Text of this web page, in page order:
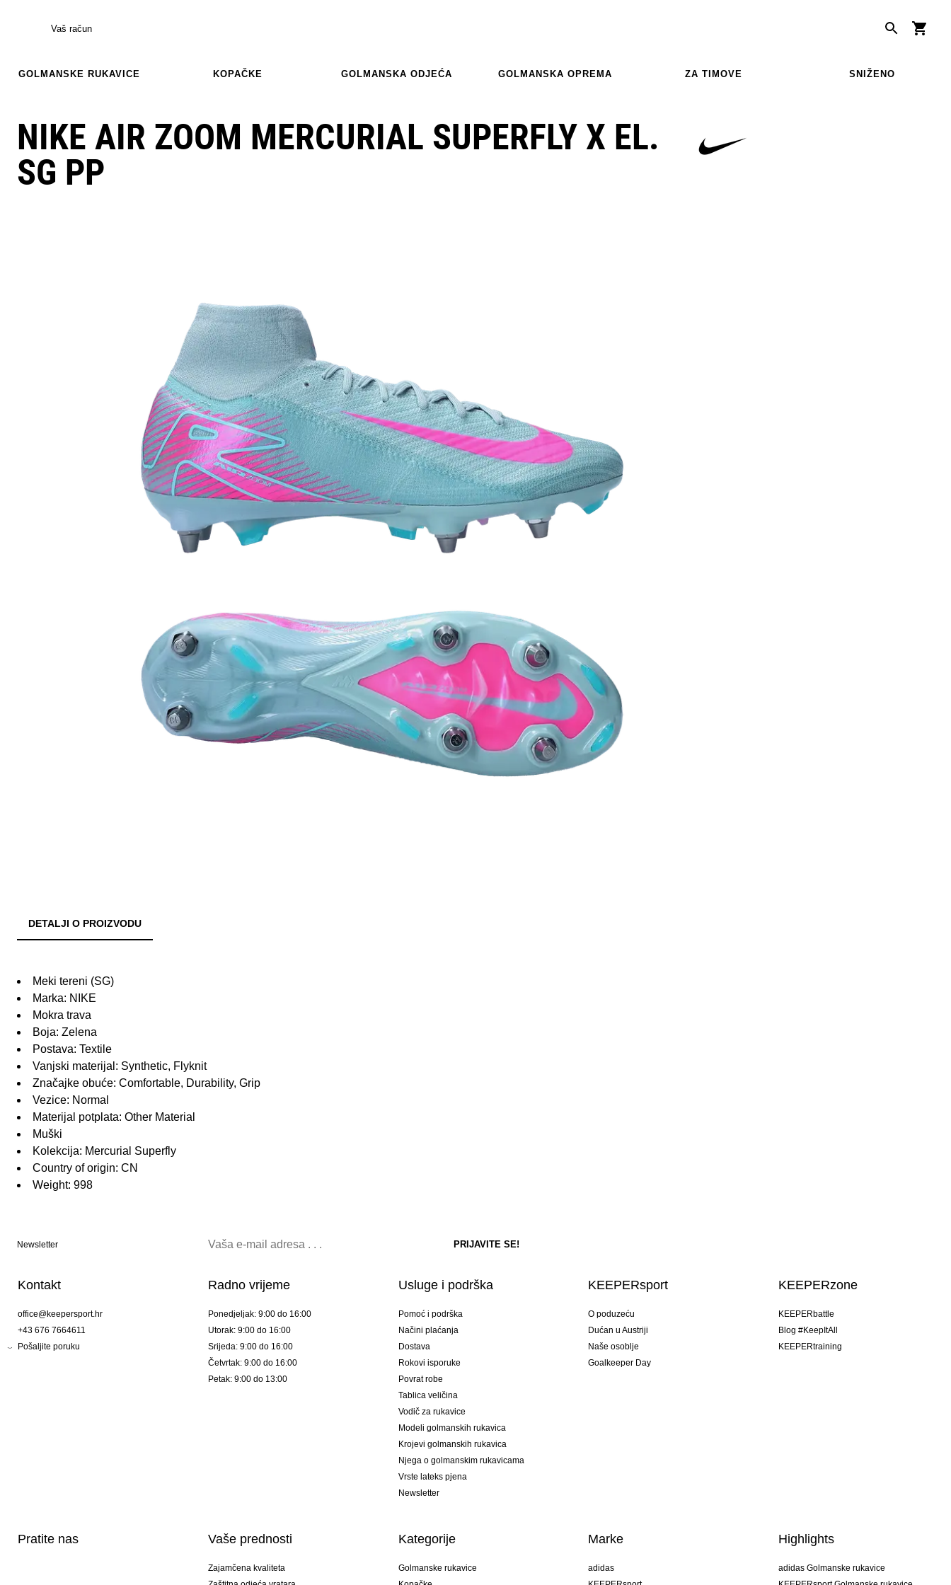
Vaš račun
GOLMANSKE RUKAVICE KOPAČKE GOLMANSKA ODJEĆA GOLMANSKA OPREMA ZA TIMOVE SNIŽENO
NIKE AIR ZOOM MERCURIAL SUPERFLY X EL.
SG PP
DETALJI O PROIZVODU
Meki tereni (SG)
Marka: NIKE
Mokra trava
Boja: Zelena
Postava: Textile
Vanjski materijal: Synthetic, Flyknit
Značajke obuće: Comfortable, Durability, Grip
Vezice: Normal
Materijal potplata: Other Material
Muški
Kolekcija: Mercurial Superfly
Country of origin: CN
Weight: 998
Newsletter
Kontakt
office@keepersport.hr
+43 676 7664611
Pošaljite poruku
Radno vrijeme
Ponedjeljak: 9:00 do 16:00
Utorak: 9:00 do 16:00
Srijeda: 9:00 do 16:00
Četvrtak: 9:00 do 16:00
Petak: 9:00 do 13:00
Usluge i podrška
Pomoć i podrška
Načini plaćanja
Dostava
Rokovi isporuke
Povrat robe
Tablica veličina
Vodič za rukavice
Modeli golmanskih rukavica
Krojevi golmanskih rukavica
Njega o golmanskim rukavicama
Vrste lateks pjena
Newsletter
KEEPERsport
O poduzeću
Dućan u Austriji
Naše osoblje
Goalkeeper Day
KEEPERzone
KEEPERbattle
Blog #KeepItAll
KEEPERtraining
Pratite nas Vaše prednosti
Zajamčena kvaliteta
Kategorije
Golmanske rukavice
Marke
adidas
Highlights
adidas Golmanske rukavice